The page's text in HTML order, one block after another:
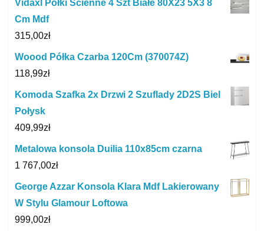
Vidaxl Półki Ścienne 4 Szt Białe 80X23 5X3 8
Cm Mdf
315,00zł
Woood Półka Czarba 120Cm (370074Z)
118,99zł
Komoda Szafka 2x Drzwi 2 Szuflady 2D2S Biel
Połysk
409,99zł
Metalowa konsola Duilia 110x85cm czarna
1 767,00zł
George Azzar Konsola Klara Mdf Lakierowany
W Stylu Glamour Loftowa
999,00zł